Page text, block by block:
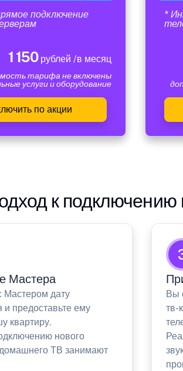
подключение
1 150рублей /в месяц
тарифа не включены
услуги и оборудование
по акции
*
к подключению
Мастера
Мастером дату
и предоставьте ему
квартиру.
нового
ТВ занимают
Вы
тв-